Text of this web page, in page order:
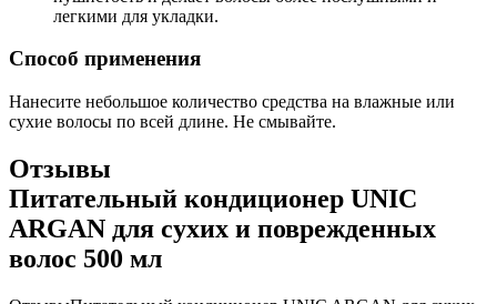
легкими для укладки.
Способ применения
Нанесите небольшое количество средства на влажные или
сухие волосы по всей длине. Не смывайте.
Отзывы
Питательный кондиционер UNIC
ARGAN для сухих и поврежденных
волос 500 мл